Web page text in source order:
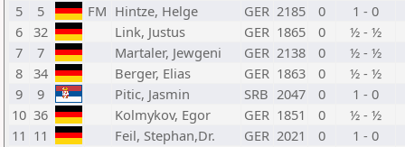
5
5 FM Hintze, Helge GER 2185 0
1 - 0
6
32 Link, Justus GER 1865 0
½ - ½
7
7 Martaler, Jewgeni GER 2138 0
½ - ½
8
34 Berger, Elias GER 1863 0
½ - ½
9
9 Pitic, Jasmin SRB 2047 0
1 - 0
10 36 Kolmykov, Egor GER 1851 0
½ - ½
11 11 Feil, Stephan,Dr. GER 2021 0
1 - 0